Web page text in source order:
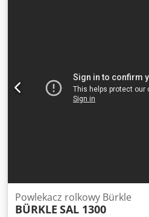
elementu: 100 mm Wysokość
1450kg Nr magazynowy: 2000360
Powlekacz rolkowy Bürkle
BÜRKLE SAL 1300